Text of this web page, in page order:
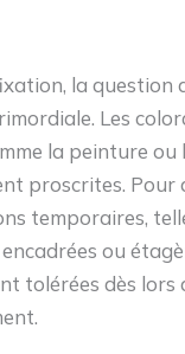
la question
Les
la peinture ou
proscrites. Pour
temporaires,
ou
tolérées dès lors